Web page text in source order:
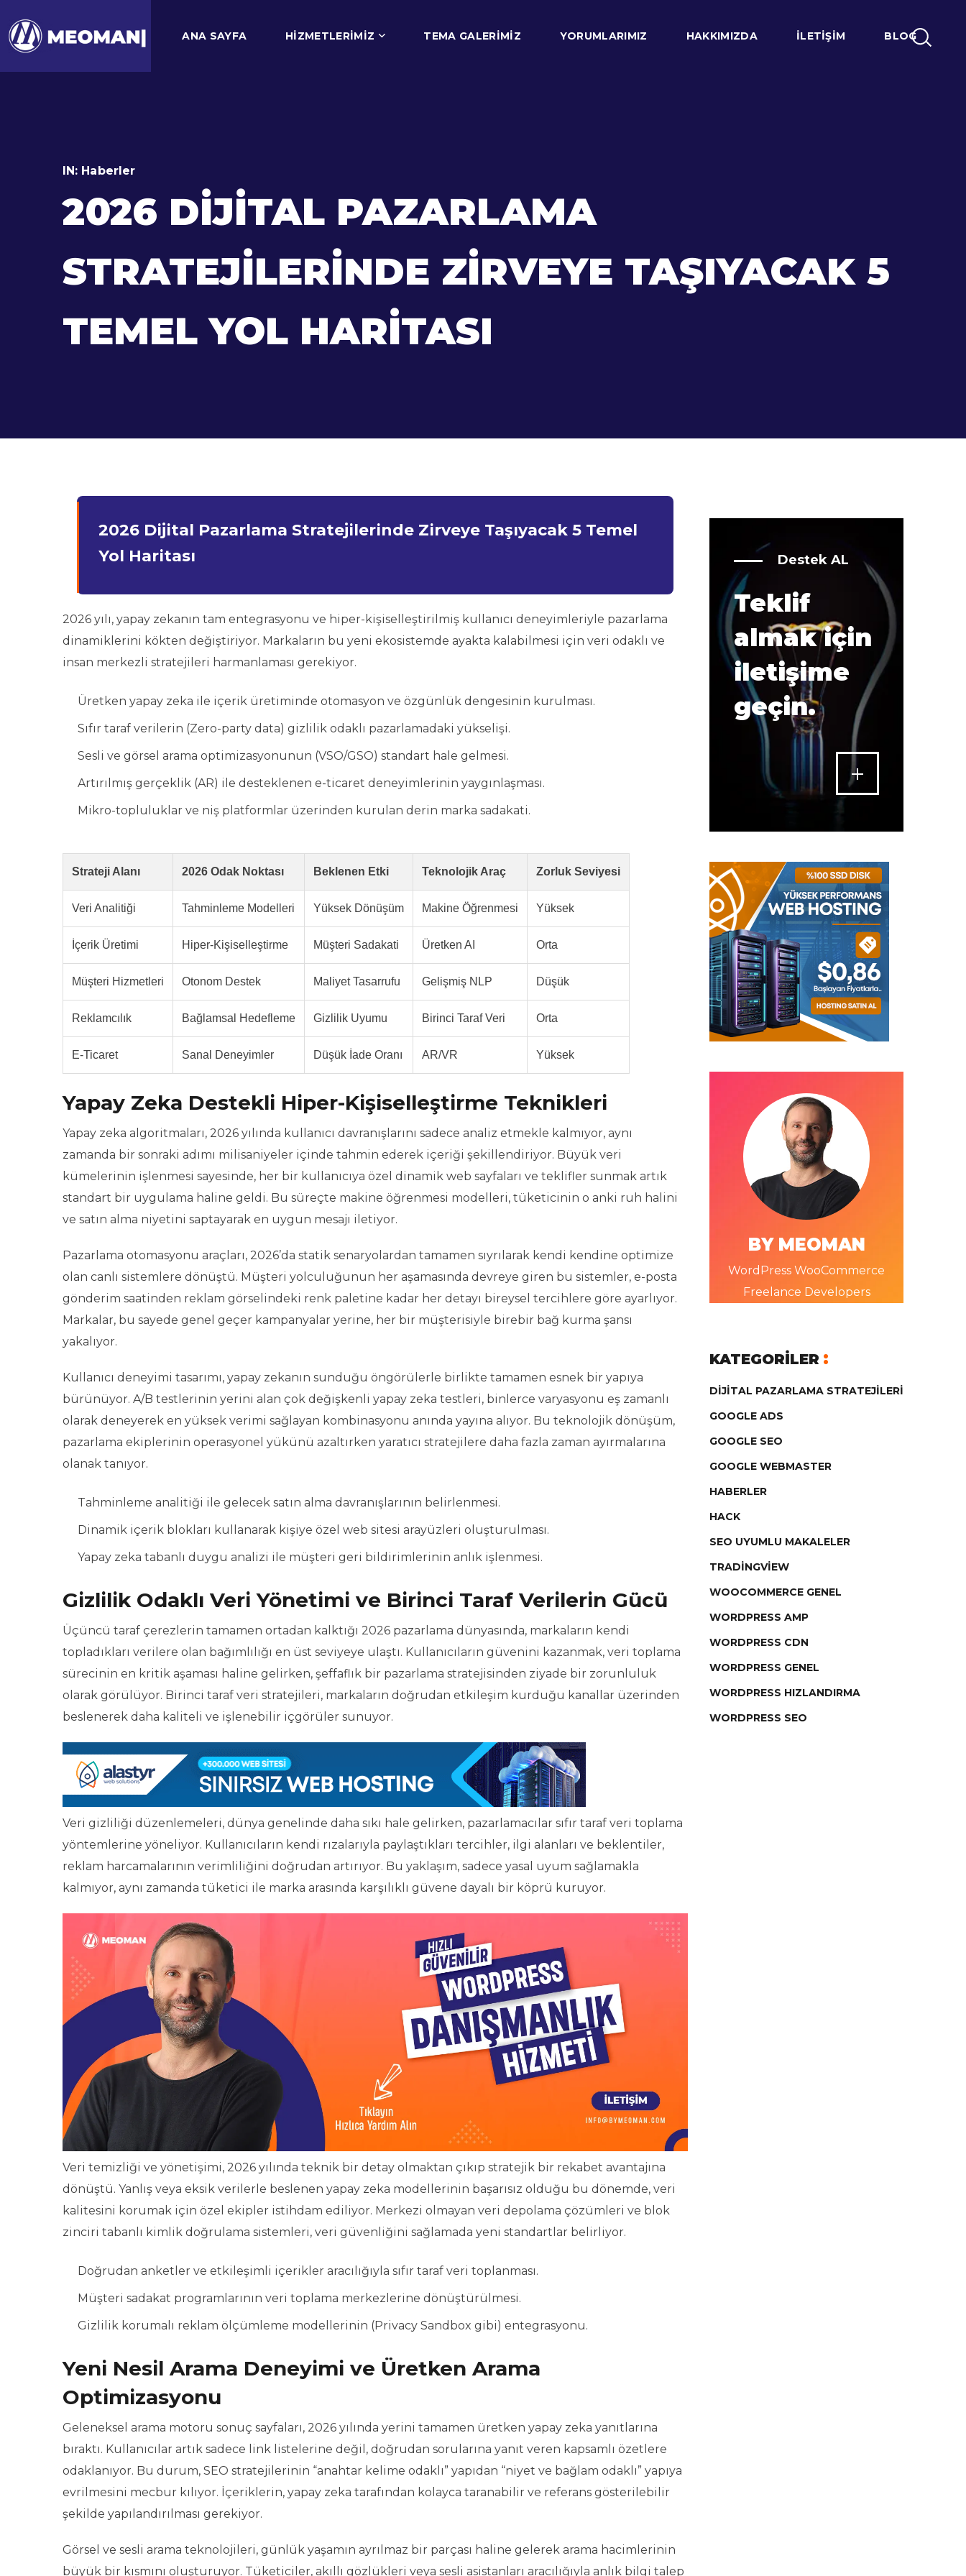
ANA SAYFA HIZMETLERIMIZ TEMA GALERIMIZ YORUMLARIMIZ HAKKIMIZDA İLETIŞIM BLOG
IN: Haberler
2026 DIJITAL PAZARLAMA
STRATEJILERINDE ZIRVEYE TAŞIYACAK 5
TEMEL YOL HARITASI
2026 Dijital Pazarlama Stratejilerinde Zirveye Taşıyacak 5 Temel
Yol Haritası
2026 yılı, yapay zekanın tam entegrasyonu ve hiper-kişiselleştirilmiş kullanıcı deneyimleriyle pazarlama
dinamiklerini kökten değiştiriyor. Markaların bu yeni ekosistemde ayakta kalabilmesi için veri odaklı ve
insan merkezli stratejileri harmanlaması gerekiyor.
Üretken yapay zeka ile içerik üretiminde otomasyon ve özgünlük dengesinin kurulması.
Sıfır taraf verilerin (Zero-party data) gizlilik odaklı pazarlamadaki yükselişi.
Sesli ve görsel arama optimizasyonunun (VSO/GSO) standart hale gelmesi.
Artırılmış gerçeklik (AR) ile desteklenen e-ticaret deneyimlerinin yaygınlaşması.
Mikro-topluluklar ve niş platformlar üzerinden kurulan derin marka sadakati.
Strateji Alanı 2026 Odak Noktası Beklenen Etki Teknolojik Araç Zorluk Seviyesi
Veri Analitiği Tahminleme Modelleri Yüksek Dönüşüm Makine Öğrenmesi Yüksek
İçerik Üretimi Hiper-Kişiselleştirme Müşteri Sadakati Üretken AI Orta
Müşteri Hizmetleri Otonom Destek Maliyet Tasarrufu Gelişmiş NLP Düşük
Reklamcılık Bağlamsal Hedefleme Gizlilik Uyumu Birinci Taraf Veri Orta
E-Ticaret Sanal Deneyimler Düşük İade Oranı AR/VR Yüksek
Yapay Zeka Destekli Hiper-Kişiselleştirme Teknikleri
Yapay zeka algoritmaları, 2026 yılında kullanıcı davranışlarını sadece analiz etmekle kalmıyor, aynı
zamanda bir sonraki adımı milisaniyeler içinde tahmin ederek içeriği şekillendiriyor. Büyük veri
kümelerinin işlenmesi sayesinde, her bir kullanıcıya özel dinamik web sayfaları ve teklifler sunmak artık
standart bir uygulama haline geldi. Bu süreçte makine öğrenmesi modelleri, tüketicinin o anki ruh halini
ve satın alma niyetini saptayarak en uygun mesajı iletiyor.
Pazarlama otomasyonu araçları, 2026’da statik senaryolardan tamamen sıyrılarak kendi kendine optimize
olan canlı sistemlere dönüştü. Müşteri yolculuğunun her aşamasında devreye giren bu sistemler, e-posta
gönderim saatinden reklam görselindeki renk paletine kadar her detayı bireysel tercihlere göre ayarlıyor.
Markalar, bu sayede genel geçer kampanyalar yerine, her bir müşterisiyle birebir bağ kurma şansı
yakalıyor.
Kullanıcı deneyimi tasarımı, yapay zekanın sunduğu öngörülerle birlikte tamamen esnek bir yapıya
bürünüyor. A/B testlerinin yerini alan çok değişkenli yapay zeka testleri, binlerce varyasyonu eş zamanlı
olarak deneyerek en yüksek verimi sağlayan kombinasyonu anında yayına alıyor. Bu teknolojik dönüşüm,
pazarlama ekiplerinin operasyonel yükünü azaltırken yaratıcı stratejilere daha fazla zaman ayırmalarına
olanak tanıyor.
Tahminleme analitiği ile gelecek satın alma davranışlarının belirlenmesi.
Dinamik içerik blokları kullanarak kişiye özel web sitesi arayüzleri oluşturulması.
Yapay zeka tabanlı duygu analizi ile müşteri geri bildirimlerinin anlık işlenmesi.
Gizlilik Odaklı Veri Yönetimi ve Birinci Taraf Verilerin Gücü
Üçüncü taraf çerezlerin tamamen ortadan kalktığı 2026 pazarlama dünyasında, markaların kendi
topladıkları verilere olan bağımlılığı en üst seviyeye ulaştı. Kullanıcıların güvenini kazanmak, veri toplama
sürecinin en kritik aşaması haline gelirken, şeffaflık bir pazarlama stratejisinden ziyade bir zorunluluk
olarak görülüyor. Birinci taraf veri stratejileri, markaların doğrudan etkileşim kurduğu kanallar üzerinden
beslenerek daha kaliteli ve işlenebilir içgörüler sunuyor.
Veri gizliliği düzenlemeleri, dünya genelinde daha sıkı hale gelirken, pazarlamacılar sıfır taraf veri toplama
yöntemlerine yöneliyor. Kullanıcıların kendi rızalarıyla paylaştıkları tercihler, ilgi alanları ve beklentiler,
reklam harcamalarının verimliliğini doğrudan artırıyor. Bu yaklaşım, sadece yasal uyum sağlamakla
kalmıyor, aynı zamanda tüketici ile marka arasında karşılıklı güvene dayalı bir köprü kuruyor.
Veri temizliği ve yönetişimi, 2026 yılında teknik bir detay olmaktan çıkıp stratejik bir rekabet avantajına
dönüştü. Yanlış veya eksik verilerle beslenen yapay zeka modellerinin başarısız olduğu bu dönemde, veri
kalitesini korumak için özel ekipler istihdam ediliyor. Merkezi olmayan veri depolama çözümleri ve blok
zinciri tabanlı kimlik doğrulama sistemleri, veri güvenliğini sağlamada yeni standartlar belirliyor.
Doğrudan anketler ve etkileşimli içerikler aracılığıyla sıfır taraf veri toplanması.
Müşteri sadakat programlarının veri toplama merkezlerine dönüştürülmesi.
Gizlilik korumalı reklam ölçümleme modellerinin (Privacy Sandbox gibi) entegrasyonu.
Yeni Nesil Arama Deneyimi ve Üretken Arama
Optimizasyonu
Geleneksel arama motoru sonuç sayfaları, 2026 yılında yerini tamamen üretken yapay zeka yanıtlarına
bıraktı. Kullanıcılar artık sadece link listelerine değil, doğrudan sorularına yanıt veren kapsamlı özetlere
odaklanıyor. Bu durum, SEO stratejilerinin “anahtar kelime odaklı” yapıdan “niyet ve bağlam odaklı” yapıya
evrilmesini mecbur kılıyor. İçeriklerin, yapay zeka tarafından kolayca taranabilir ve referans gösterilebilir
şekilde yapılandırılması gerekiyor.
Görsel ve sesli arama teknolojileri, günlük yaşamın ayrılmaz bir parçası haline gelerek arama hacimlerinin
büyük bir kısmını oluşturuyor. Tüketiciler, akıllı gözlükleri veya sesli asistanları aracılığıyla anlık bilgi talep
Destek AL
Teklif
almak için
iletişime
geçin.
BY MEOMAN
WordPress WooCommerce
Freelance Developers
KATEGORILER
DIJITAL PAZARLAMA STRATEJILERI
GOOGLE ADS
GOOGLE SEO
GOOGLE WEBMASTER
HABERLER
HACK
SEO UYUMLU MAKALELER
TRADINGVIEW
WOOCOMMERCE GENEL
WORDPRESS AMP
WORDPRESS CDN
WORDPRESS GENEL
WORDPRESS HIZLANDIRMA
WORDPRESS SEO